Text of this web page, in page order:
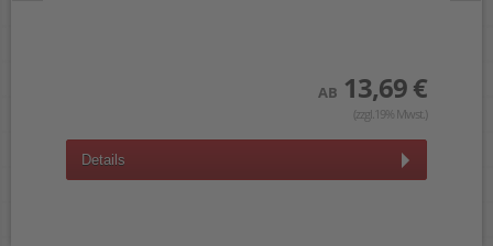
AB 13,69 €
(zzgl.19% Mwst.)
Details